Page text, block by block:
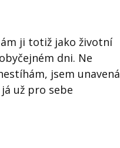
ji totiž jako životní
dni. Ne
jsem unavená
už pro sebe